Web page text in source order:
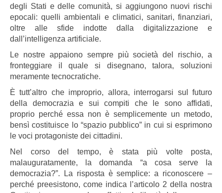
degli Stati e delle comunità, si aggiungono nuovi rischi
epocali: quelli ambientali e climatici, sanitari, finanziari,
oltre alle sfide indotte dalla digitalizzazione e
dall’intelligenza artificiale.
Le nostre appaiono sempre più società del rischio, a
fronteggiare il quale si disegnano, talora, soluzioni
meramente tecnocratiche.
È tutt’altro che improprio, allora, interrogarsi sul futuro
della democrazia e sui compiti che le sono affidati,
proprio perché essa non è semplicemente un metodo,
bensì costituisce lo “spazio pubblico” in cui si esprimono
le voci protagoniste dei cittadini.
Nel corso del tempo, è stata più volte posta,
malauguratamente, la domanda “a cosa serve la
democrazia?”. La risposta è semplice: a riconoscere –
perché preesistono, come indica l’articolo 2 della nostra